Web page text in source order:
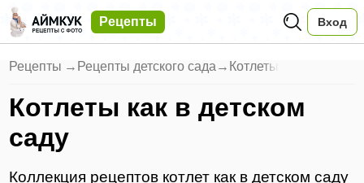
Рецепты Вход
Рецепты → Рецепты детского сада → Котлеты
Котлеты как в детском
саду
Коллекция рецептов котлет как в детском саду